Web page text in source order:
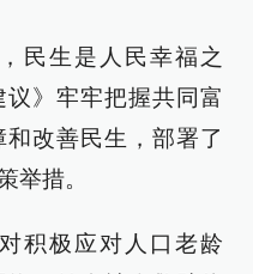
民生是人民幸福之
》牢牢把握共同富
改善民生，部署了
举措。
积极应对人口老龄